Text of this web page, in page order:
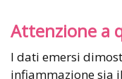
Attenzione a
I dati emersi
infiammazione sia